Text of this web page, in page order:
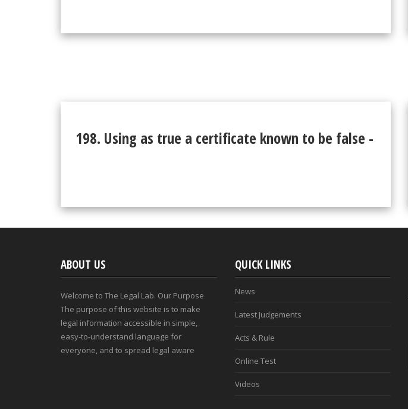
198. Using as true a certificate known to be false -
ABOUT US
Welcome to The Legal Lab. Our Purpose
The purpose of this website is to make
legal information accessible in simple,
easy-to-understand language for
everyone, and to spread legal aware
QUICK LINKS
News
Latest Judgements
Acts & Rule
Online Test
Videos